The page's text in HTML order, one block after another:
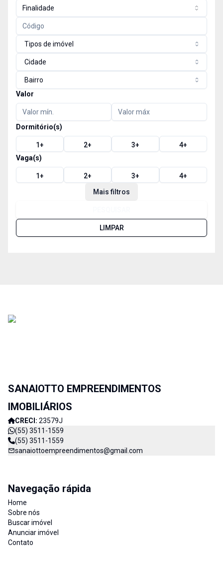
Finalidade
Tipos de imóvel
Cidade
Bairro
Valor
Dormitório(s)
1+ 2+ 3+ 4+
Vaga(s)
1+ 2+ 3+ 4+
Mais filtros
LIMPAR
SANAIOTTO EMPREENDIMENTOS
IMOBILIÁRIOS
CRECI: 23579J
(55) 3511-1559
(55) 3511-1559
sanaiottoempreendimentos@gmail.com
Navegação rápida
Home
Sobre nós
Buscar imóvel
Anunciar imóvel
Contato